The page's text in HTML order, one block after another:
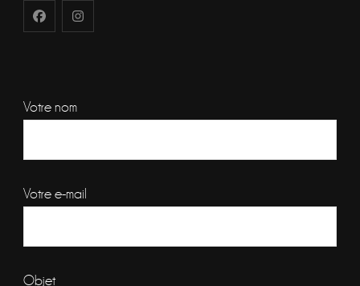
Votre nom
Votre e-mail
Objet